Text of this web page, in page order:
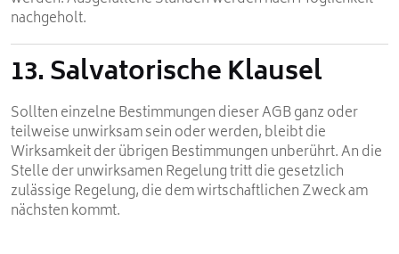
nachgeholt.
13. Salvatorische Klausel
Sollten einzelne Bestimmungen dieser AGB ganz oder
teilweise unwirksam sein oder werden, bleibt die
Wirksamkeit der übrigen Bestimmungen unberührt. An die
Stelle der unwirksamen Regelung tritt die gesetzlich
zulässige Regelung, die dem wirtschaftlichen Zweck am
nächsten kommt.